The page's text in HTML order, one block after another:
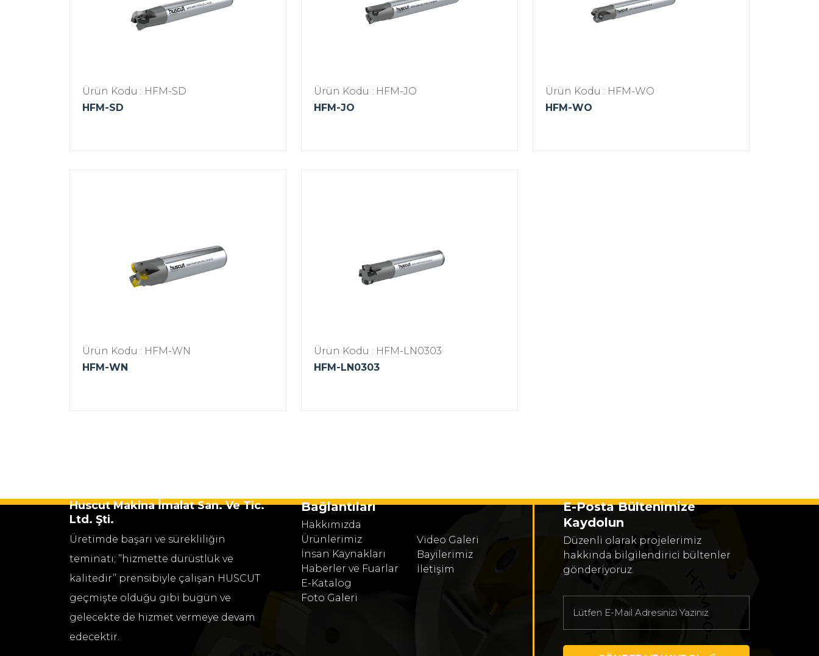
Ürün Kodu : HFM-SD
HFM-SD
Ürün Kodu : HFM-JO
HFM-JO
Ürün Kodu : HFM-WO
HFM-WO
Ürün Kodu : HFM-WN
HFM-WN
Ürün Kodu : HFM-LN0303
HFM-LN0303
Huscut Makina İmalat San. Ve Tic.
Ltd. Şti.
Üretimde başarı ve sürekliliğin
teminatı; ’’hizmette dürüstlük ve
kalitedir’’ prensibiyle çalışan HUSCUT
geçmişte olduğu gibi bugün ve
gelecekte de hizmet vermeye devam
edecektir.
Bağlantıları
Hakkımızda
Ürünlerimiz
İnsan Kaynakları
Haberler ve Fuarlar
E-Katalog
Foto Galeri
Video Galeri
Bayilerimiz
İletişim
E-Posta Bültenimize
Kaydolun
Düzenli olarak projelerimiz
hakkında bilgilendirici bültenler
gönderiyoruz.